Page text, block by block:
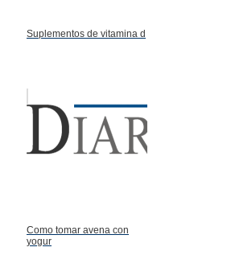
Suplementos de vitamina d
Como tomar avena con
yogur